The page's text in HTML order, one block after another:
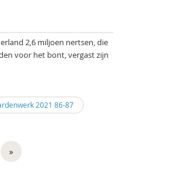
2,6 miljoen nertsen, die
voor het bont, vergast zijn
2021 86-87
»